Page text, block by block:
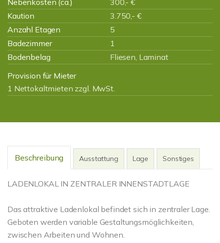
Nebenkosten (ca.)
300,- €
Kaution
3.750,- €
Anzahl Etagen
5
Badezimmer
1
Bodenbelag
Fliesen, Laminat
Provision für Mieter
1 Nettokaltmieten zzgl. MwSt.
Beschreibung Ausstattung Lage Sonstiges
LADENLOKAL IN ZENTRALER INNENSTADTLAGE
Das attraktive Ladenlokal befindet sich in zentraler Lage.
Geboten werden variable Gestaltungsmöglichkeiten,
zwischen Arbeiten und Wohnen.